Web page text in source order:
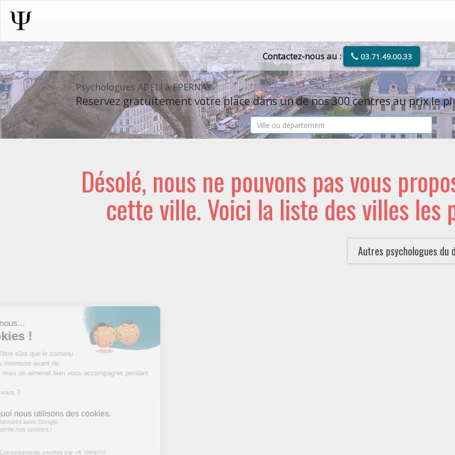
Contactez-nous au : 03.71.49.00.33
Psychologues ADELI à EPERNAY
Reservez gratuitement votre place dans un de nos 300 centres au prix le
Désolé, nous ne pouvons pas vous
cette ville. Voici la liste des villes les
Autres psychologues du